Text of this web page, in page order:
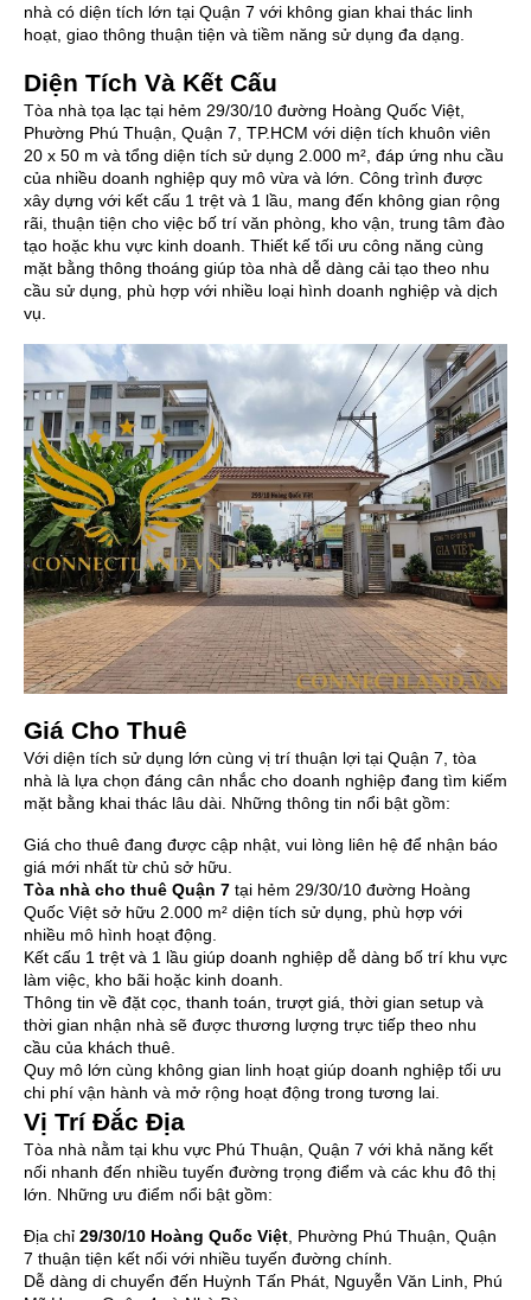
nhà có diện tích lớn tại Quận 7 với không gian khai thác linh
hoạt, giao thông thuận tiện và tiềm năng sử dụng đa dạng.
Diện Tích Và Kết Cấu
Tòa nhà tọa lạc tại hẻm 29/30/10 đường Hoàng Quốc Việt,
Phường Phú Thuận, Quận 7, TP.HCM với diện tích khuôn viên
20 x 50 m và tổng diện tích sử dụng 2.000 m², đáp ứng nhu cầu
của nhiều doanh nghiệp quy mô vừa và lớn. Công trình được
xây dựng với kết cấu 1 trệt và 1 lầu, mang đến không gian rộng
rãi, thuận tiện cho việc bố trí văn phòng, kho vận, trung tâm đào
tạo hoặc khu vực kinh doanh. Thiết kế tối ưu công năng cùng
mặt bằng thông thoáng giúp tòa nhà dễ dàng cải tạo theo nhu
cầu sử dụng, phù hợp với nhiều loại hình doanh nghiệp và dịch
vụ.
Giá Cho Thuê
Với diện tích sử dụng lớn cùng vị trí thuận lợi tại Quận 7, tòa
nhà là lựa chọn đáng cân nhắc cho doanh nghiệp đang tìm kiếm
mặt bằng khai thác lâu dài. Những thông tin nổi bật gồm:
Giá cho thuê đang được cập nhật, vui lòng liên hệ để nhận báo
giá mới nhất từ chủ sở hữu.
Tòa nhà cho thuê Quận 7 tại hẻm 29/30/10 đường Hoàng
Quốc Việt sở hữu 2.000 m² diện tích sử dụng, phù hợp với
nhiều mô hình hoạt động.
Kết cấu 1 trệt và 1 lầu giúp doanh nghiệp dễ dàng bố trí khu vực
làm việc, kho bãi hoặc kinh doanh.
Thông tin về đặt cọc, thanh toán, trượt giá, thời gian setup và
thời gian nhận nhà sẽ được thương lượng trực tiếp theo nhu
cầu của khách thuê.
Quy mô lớn cùng không gian linh hoạt giúp doanh nghiệp tối ưu
chi phí vận hành và mở rộng hoạt động trong tương lai.
Vị Trí Đắc Địa
Tòa nhà nằm tại khu vực Phú Thuận, Quận 7 với khả năng kết
nối nhanh đến nhiều tuyến đường trọng điểm và các khu đô thị
lớn. Những ưu điểm nổi bật gồm:
Địa chỉ 29/30/10 Hoàng Quốc Việt, Phường Phú Thuận, Quận
7 thuận tiện kết nối với nhiều tuyến đường chính.
Dễ dàng di chuyển đến Huỳnh Tấn Phát, Nguyễn Văn Linh, Phú